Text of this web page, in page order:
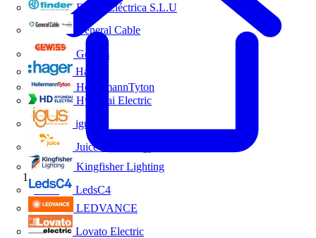
Finder Eléctrica S.L.U
General Cable
Gewiss
Hager
HellermannTyton
Hyundai Electric
igus
Juice Technology
Kingfisher Lighting
LedsC4
LEDVANCE
Lovato Electric
Inicio